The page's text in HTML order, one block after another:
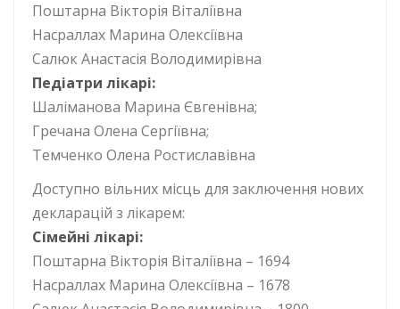
Поштарна Вікторія Віталіївна
Насраллах Марина Олексіївна
Салюк Анастасія Володимирівна
Педіатри лікарі:
Шаліманова Марина Євгенівна;
Гречана Олена Сергіївна;
Темченко Олена Ростиславівна
Доступно вільних місць для заключення нових
декларацій з лікарем:
Сімейні лікарі:
Поштарна Вікторія Віталіївна – 1694
Насраллах Марина Олексіївна – 1678